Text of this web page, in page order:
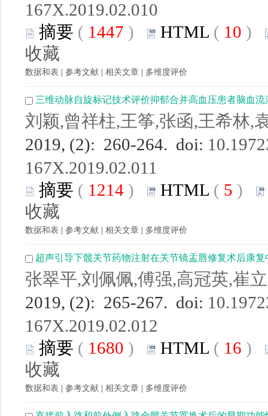
167X.2019.02.010
摘要 ( 1447 ) HTML ( 10 )
收藏
数据和表 参考文献 相关文章 多维度评价
三维动脉自旋标记技术评价抑郁合并高血压患者脑血流
刘颖,曾祥柱,王筝,张函,王希林,
2019, (2): 260-264. doi:
167X.2019.02.011
摘要 ( 1214 ) HTML ( 5 )
收藏
数据和表 参考文献 相关文章 多维度评价
超声引导下髋关节药物注射在关节镜盂唇修复术后康复
张翠平,刘佩佩,傅强,高冠英,崔
2019, (2): 265-267. doi:
167X.2019.02.012
摘要 ( 1680 ) HTML ( 16 )
收藏
数据和表 参考文献 相关文章 多维度评价